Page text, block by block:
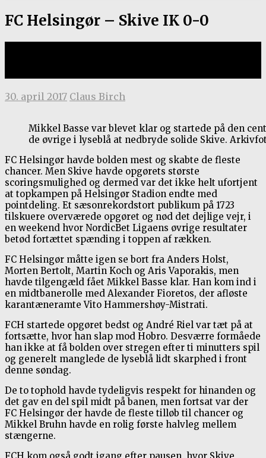
FC Helsingør – Skive IK 0-0
30. april 2017 Claus Birch
Mikkel Basse var blevet klar og startede på den
de øvrige i lyseblå at nedbryde solide Skive.
FC Helsingør havde bolden mest og skabte de fleste
chancer. Men Skive havde opgørets største
scoringsmulighed og dermed var det ikke helt ufortjent
at topkampen på Helsingør Stadion endte med
pointdeling. Et sæsonrekordstort publikum på 1723
tilskuere overværede opgøret og nød det dejlige vejr, i
en weekend hvor NordicBet Ligaens øvrige resultater
betød fortættet spænding i toppen af rækken.
FC Helsingør måtte igen se bort fra Anders Holst,
Morten Bertolt, Martin Koch og Aris Vaporakis, men
havde tilgengæld fået Mikkel Basse klar. Han kom ind i
en midtbanerolle med Alexander Fioretos, der afløste
karantæneramte Vito Hammershøy-Mistrati.
FCH startede opgøret bedst og André Riel var tæt på at
fortsætte, hvor han slap mod Hobro. Desværre formåede
han ikke at få bolden over stregen efter ti minutters spil
og generelt manglede de lyseblå lidt skarphed i front
denne søndag.
De to tophold havde tydeligvis respekt for hinanden og
det gav en del spil midt på banen, men fortsat var der
FC Helsingør der havde de fleste tilløb til chancer og
Mikkel Bruhn havde en rolig første halvleg mellem
stængerne.